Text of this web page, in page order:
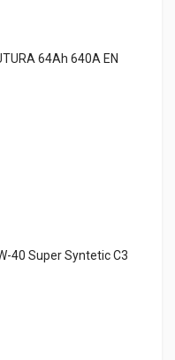
64Ah 640A EN
40 Super Syntetic C3